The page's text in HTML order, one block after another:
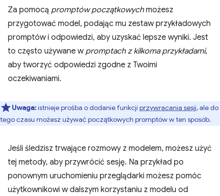
Za pomocą promptów początkowychmożesz
przygotować model, podając mu zestaw przykładowych
promptów i odpowiedzi, aby uzyskać lepsze wyniki. Jest
to często używane wpromptach z kilkoma przykładami,
aby tworzyć odpowiedzi zgodne z Twoimi
oczekiwaniami.
Uwaga:istnieje prośba o dodanie funkcji przywracania sesji, ale do
tego czasu możesz używać początkowych promptów w ten sposób.
Jeśli śledzisz trwające rozmowy z modelem, możesz użyć
tej metody, aby przywrócić sesję. Na przykład po
ponownym uruchomieniu przeglądarki możesz pomóc
użytkownikowi w dalszym korzystaniu z modelu od